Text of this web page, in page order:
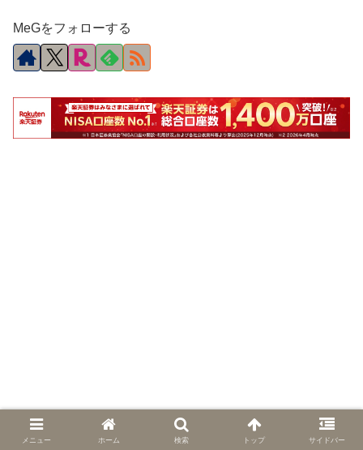
MeGをフォローする
メニュー ホーム 検索 トップ サイドバー